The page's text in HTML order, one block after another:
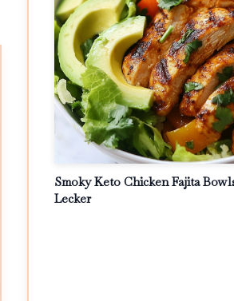
Smoky Keto Chicken Fajita
Lecker